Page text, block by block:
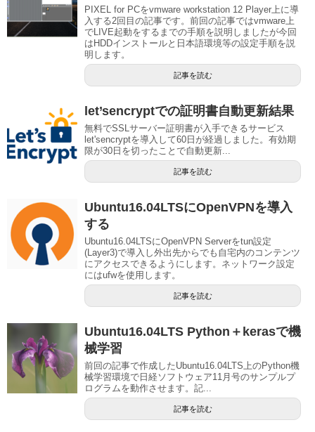
PIXEL for PCをvmware workstation 12 Player上に導
入する2回目の記事です。前回の記事ではvmware上
でLIVE起動をするまでの手順を説明しましたが今回
はHDDインストールと日本語環境等の設定手順を説
明します。
記事を読む
let’sencryptでの証明書自動更新結果
無料でSSLサーバー証明書が入手できるサービス
let'sencryptを導入して60日が経過しました。有効期
限が30日を切ったことで自動更新...
記事を読む
Ubuntu16.04LTSにOpenVPNを導入
する
Ubuntu16.04LTSにOpenVPN Serverをtun設定
(Layer3)で導入し外出先からでも自宅内のコンテンツ
にアクセスできるようにします。ネットワーク設定
にはufwを使用します。
記事を読む
Ubuntu16.04LTS Python＋kerasで機
械学習
前回の記事で作成したUbuntu16.04LTS上のPython機
械学習環境で日経ソフトウェア11月号のサンプルプ
ログラムを動作させます。記...
記事を読む